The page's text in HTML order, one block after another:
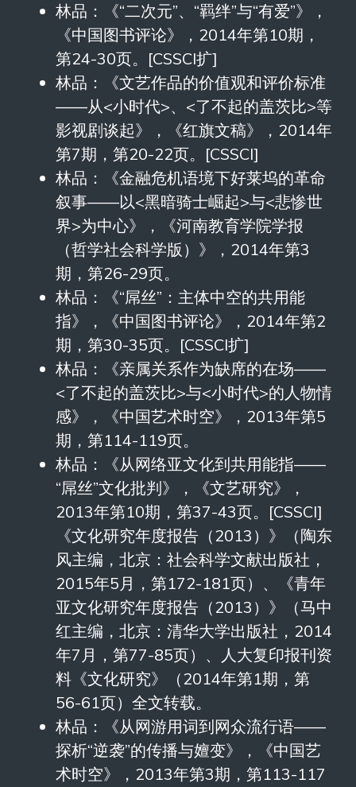
林品：《“二次元”、“羁绊”与“有爱”》，
《中国图书评论》，2014年第10期，
第24-30页。[CSSCI扩]
林品：《文艺作品的价值观和评价标准
——从<小时代>、<了不起的盖茨比>等
影视剧谈起》，《红旗文稿》，2014年
第7期，第20-22页。[CSSCI]
林品：《金融危机语境下好莱坞的革命
叙事——以<黑暗骑士崛起>与<悲惨世
界>为中心》，《河南教育学院学报
（哲学社会科学版）》，2014年第3
期，第26-29页。
林品：《“屌丝”：主体中空的共用能
指》，《中国图书评论》，2014年第2
期，第30-35页。[CSSCI扩]
林品：《亲属关系作为缺席的在场——
<了不起的盖茨比>与<小时代>的人物情
感》，《中国艺术时空》，2013年第5
期，第114-119页。
林品：《从网络亚文化到共用能指——
“屌丝”文化批判》，《文艺研究》，
2013年第10期，第37-43页。[CSSCI]
《文化研究年度报告（2013）》（陶东
风主编，北京：社会科学文献出版社，
2015年5月，第172-181页）、《青年
亚文化研究年度报告（2013）》（马中
红主编，北京：清华大学出版社，2014
年7月，第77-85页）、人大复印报刊资
料《文化研究》（2014年第1期，第
56-61页）全文转载。
林品：《从网游用词到网众流行语——
探析“逆袭”的传播与嬗变》，《中国艺
术时空》，2013年第3期，第113-117